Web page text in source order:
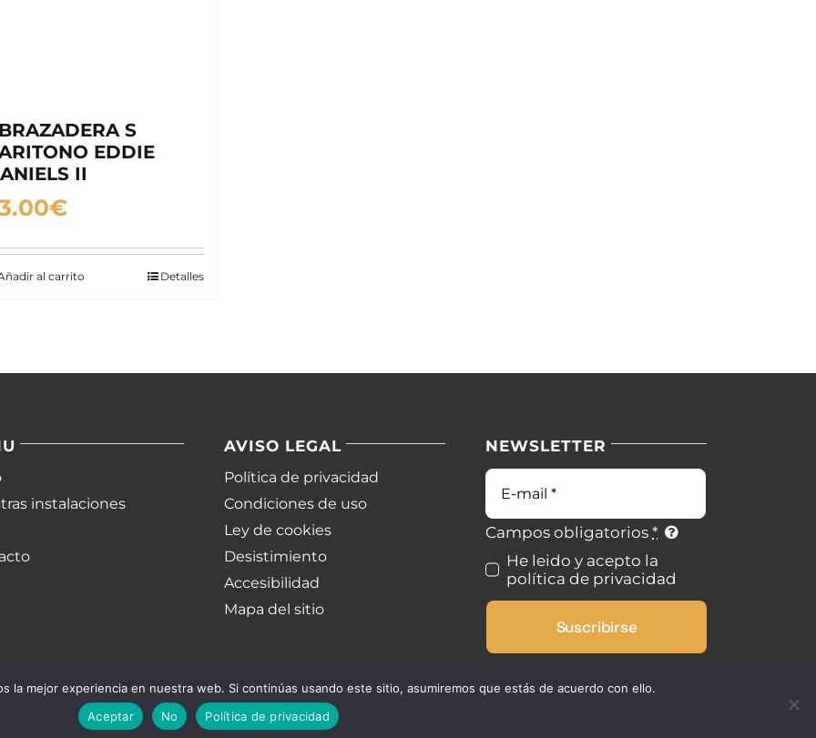
S
EDDIE
II
€
al carrito Detalles
instalaciones
AVISO LEGAL
Política de privacidad
Condiciones de uso
Ley de cookies
Desistimiento
Accesibilidad
Mapa del sitio
NEWSLETTER
Campos obligatorios*
He leido y acepto la
política de privacidad
Suscribirse
la mejor experiencia en nuestra web. Si continúas usando este sitio, asumiremos que estás de acuerdo con ello.
Aceptar
No Política de privacidad